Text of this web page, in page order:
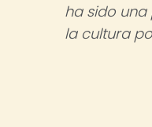
ha sido
la cultura